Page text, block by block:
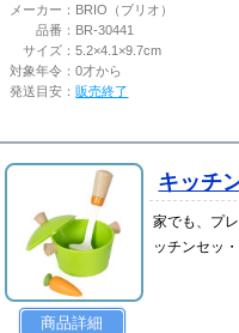
メーカー： BRIO（ブリオ）
品番： BR-30441
サイズ：5.2×4.1×9.7cm
対象年令：0才から
発送目安：販売終了
商品詳細
キッチ
家でも、プ
ッチンセッ・